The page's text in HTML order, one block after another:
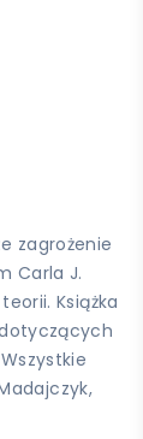
zagrożenie
Carla J.
Książka